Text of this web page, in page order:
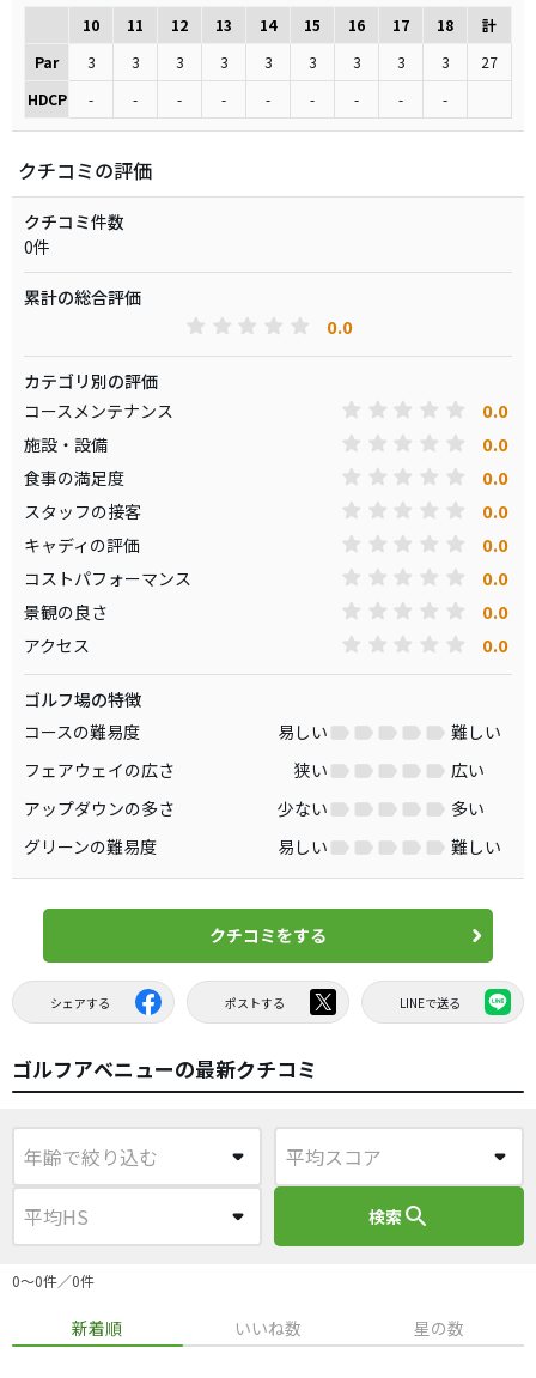
10 11 12 13 14 15 16 17 18
計
Par
3 3 3 3 3 3 3 3 3
27
HDCP
- - - - - - - - -
クチコミの評価
クチコミ件数
0件
累計の総合評価
0.0
カテゴリ別の評価
コースメンテナンス
0.0
施設・設備 0.0
食事の満足度 0.0
スタッフの接客 0.0
キャディの評価 0.0
コストパフォーマンス 0.0
景観の良さ 0.0
アクセス 0.0
ゴルフ場の特徴
コースの難易度
易しい
難しい
フェアウェイの広さ
狭い
広い
アップダウンの多さ
少ない
多い
グリーンの難易度
易しい 難しい
クチコミをする
シェアする ポストする LINEで送る
ゴルフアベニューの最新クチコミ
検索search
0〜0件／0件
新着順 いいね数 星の数